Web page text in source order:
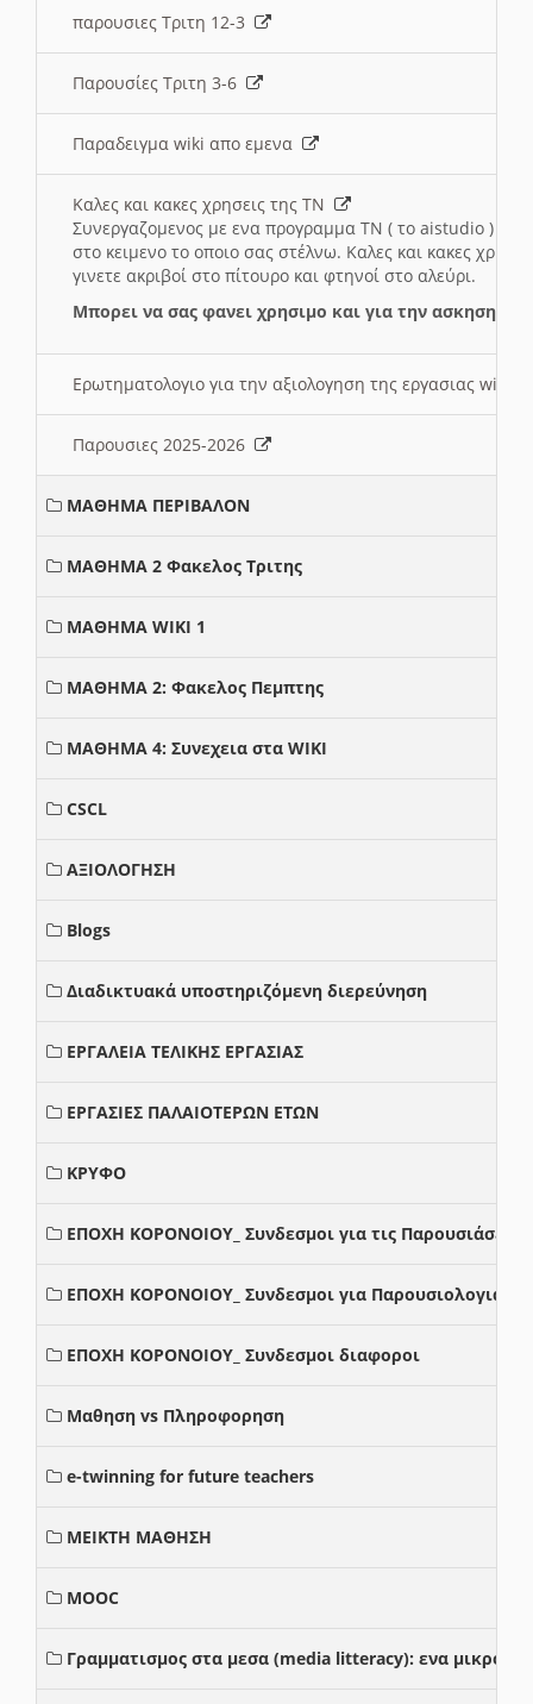
παρουσιες Τριτη 12-3
Παρουσίες Τριτη 3-6
Παραδειγμα wiki απο εμενα
Καλες και κακες χρησεις της ΤΝ
Συνεργαζομενος με ενα προγραμμα ΤΝ ( το aistudio ) και
στο κειμενο το οποιο σας στέλνω. Καλες και κακες
γινετε ακριβοί στο πίτουρο και φτηνοί στο αλεύρι.
Μπορει να σας φανει χρησιμο και για την ασκηση
Ερωτηματολογιο για την αξιολογηση της εργασιας wiki
Παρουσιες 2025-2026
ΜΑΘΗΜΑ ΠΕΡΙΒΑΛΟΝ
ΜΑΘΗΜΑ 2 Φακελος Τριτης
ΜΑΘΗΜΑ WIKI 1
ΜΑΘΗΜΑ 2: Φακελος Πεμπτης
ΜΑΘΗΜΑ 4: Συνεχεια στα WIKI
CSCL
ΑΞΙΟΛΟΓΗΣΗ
Blogs
Διαδικτυακά υποστηριζόμενη διερεύνηση
ΕΡΓΑΛΕΙΑ ΤΕΛΙΚΗΣ ΕΡΓΑΣΙΑΣ
ΕΡΓΑΣΙΕΣ ΠΑΛΑΙΟΤΕΡΩΝ ΕΤΩΝ
ΚΡΥΦΟ
ΕΠΟΧΗ ΚΟΡΟΝΟΙΟΥ_ Συνδεσμοι για τις Παρουσιάσεις
ΕΠΟΧΗ ΚΟΡΟΝΟΙΟΥ_ Συνδεσμοι για Παρουσιολογια
ΕΠΟΧΗ ΚΟΡΟΝΟΙΟΥ_ Συνδεσμοι διαφοροι
Μαθηση vs Πληροφορηση
e-twinning for future teachers
ΜΕΙΚΤΗ ΜΑΘΗΣΗ
MOOC
Γραμματισμος στα μεσα (media litteracy): ενα μικρο